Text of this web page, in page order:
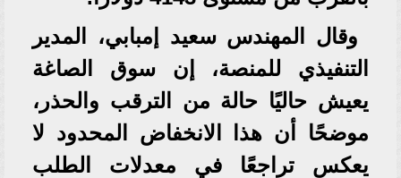
وقال المهندس سعيد إمبابي، المدير
التنفيذي للمنصة، إن سوق الصاغة
يعيش حاليًا حالة من الترقب والحذر،
موضحًا أن هذا الانخفاض المحدود لا
يعكس تراجعًا في معدلات الطلب